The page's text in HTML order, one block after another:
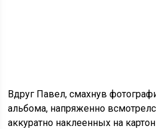
Вдруг Павел, смахнув
альбома, напряженно
аккуратно наклеенных на